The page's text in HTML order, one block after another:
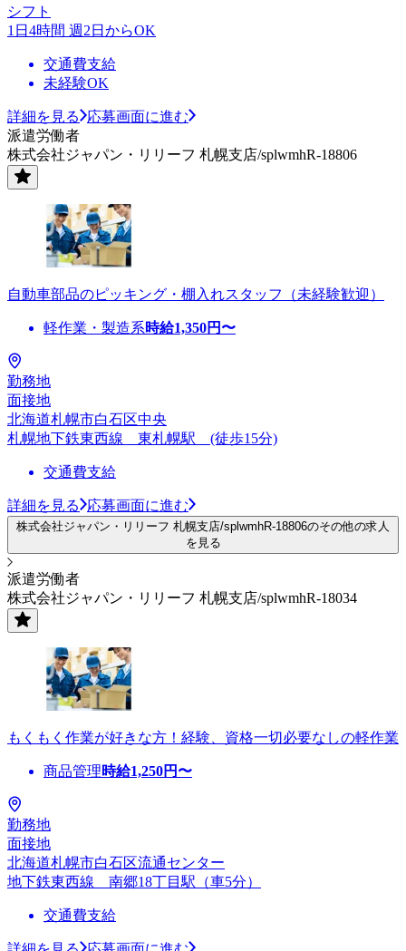
シフト
1日4時間 週2日からOK
交通費支給
未経験OK
詳細を見る
応募画面に進む
派遣労働者
株式会社ジャパン・リリーフ 札幌支店/splwmhR-18806
自動車部品のピッキング・棚入れスタッフ（未経験歓迎）
軽作業・製造系時給1,350円〜
勤務地
面接地
北海道札幌市白石区中央
札幌地下鉄東西線 東札幌駅 (徒歩15分)
交通費支給
詳細を見る 応募画面に進む
株式会社ジャパン・リリーフ 札幌支店/splwmhR-18806のその他の求人
を見る
派遣労働者
株式会社ジャパン・リリーフ 札幌支店/splwmhR-18034
もくもく作業が好きな方！経験、資格一切必要なしの軽作業
商品管理時給1,250円〜
勤務地
面接地
北海道札幌市白石区流通センター
地下鉄東西線 南郷18丁目駅（車5分）
交通費支給